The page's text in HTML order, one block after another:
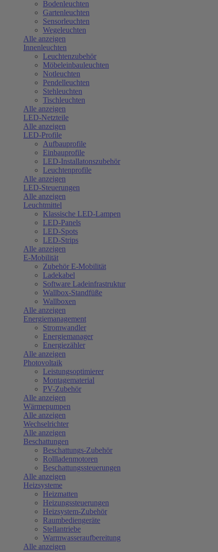
Bodenleuchten
Gartenleuchten
Sensorleuchten
Wegeleuchten
Alle anzeigen
Innenleuchten
Leuchtenzubehör
Möbeleinbauleuchten
Notleuchten
Pendelleuchten
Stehleuchten
Tischleuchten
Alle anzeigen
LED-Netzteile
Alle anzeigen
LED-Profile
Aufbauprofile
Einbauprofile
LED-Installatonszubehör
Leuchtenprofile
Alle anzeigen
LED-Steuerungen
Alle anzeigen
Leuchtmittel
Klassische LED-Lampen
LED-Panels
LED-Spots
LED-Strips
Alle anzeigen
E-Mobilität
Zubehör E-Mobilität
Ladekabel
Software Ladeinfrastruktur
Wallbox-Standfüße
Wallboxen
Alle anzeigen
Energiemanagement
Stromwandler
Energiemanager
Energiezähler
Alle anzeigen
Photovoltaik
Leistungsoptimierer
Montagematerial
PV-Zubehör
Alle anzeigen
Wärmepumpen
Alle anzeigen
Wechselrichter
Alle anzeigen
Beschattungen
Beschattungs-Zubehör
Rollladenmotoren
Beschattungssteuerungen
Alle anzeigen
Heizsysteme
Heizmatten
Heizungssteuerungen
Heizsystem-Zubehör
Raumbediengeräte
Stellantriebe
Warmwasseraufbereitung
Alle anzeigen